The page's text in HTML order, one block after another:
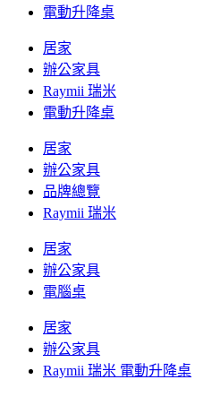
電動升降桌
居家
辦公家具
Raymii 瑞米
電動升降桌
居家
辦公家具
品牌總覽
Raymii 瑞米
居家
辦公家具
電腦桌
居家
辦公家具
Raymii 瑞米 電動升降桌